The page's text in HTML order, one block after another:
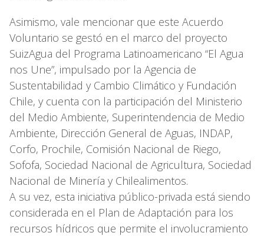
Asimismo, vale mencionar que este Acuerdo
Voluntario se gestó en el marco del proyecto
SuizAgua del Programa Latinoamericano “El Agua
nos Une”, impulsado por la Agencia de
Sustentabilidad y Cambio Climático y Fundación
Chile, y cuenta con la participación del Ministerio
del Medio Ambiente, Superintendencia de Medio
Ambiente, Dirección General de Aguas, INDAP,
Corfo, Prochile, Comisión Nacional de Riego,
Sofofa, Sociedad Nacional de Agricultura, Sociedad
Nacional de Minería y Chilealimentos.
A su vez, esta iniciativa público-privada está siendo
considerada en el Plan de Adaptación para los
recursos hídricos que permite el involucramiento